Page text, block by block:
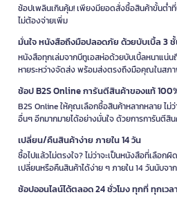
ช้อปเพลินเกินคุ้ม! เพียงมียอดสั่งซื้อสินค้าขั้นต่ำ
ไม่ต้องจ่ายเพิ่ม
มั่นใจ หนังสือถึงมือปลอดภัย ด้วยบับเบิ้ล 3
หนังสือทุกเล่มจากบีทูเอสห่อด้วยบับเบิ้ลหนาแน่น
หายระหว่างจัดส่ง พร้อมส่งตรงถึงมือคุณในส
ช้อป B2S Online การันตีสินค้าของแท้
B2S Online ให้คุณเลือกซื้อสินค้าหลากหลาย ไม่
อื่นๆ อีกมากมายได้อย่างมั่นใจ ด้วยการการันตีสิ
เปลี่ยน/คืนสินค้าง่าย ภายใน 14 วัน
ซื้อไปแล้วไม่ตรงใจ? ไม่ว่าจะเป็นหนังสือที่เลือ
เปลี่ยนหรือคืนสินค้าได้ง่าย ๆ ภายใน 14 วันนับจา
ช้อปออนไลน์ได้ตลอด 24 ชั่วโมง ทุกที่ ทุกเวลา